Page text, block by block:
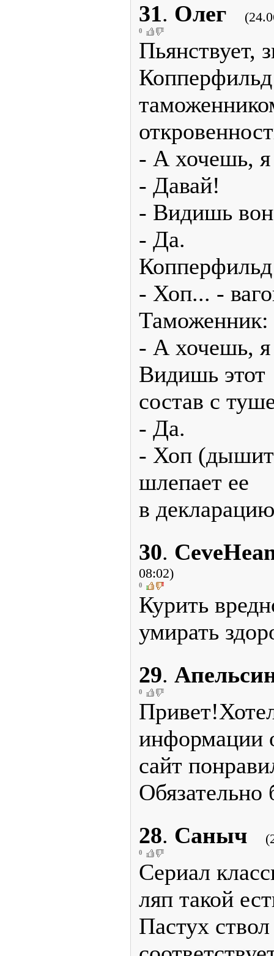
31. Олег
0
Пьянствует,
- А хочешь, я
- Давай!
- Видишь вон
- Да.
- Хоп... -
Таможенник:
- А хочешь, я
Видишь этот
состав с
- Да.
- Хоп (дышит
шлепает ее
в
30.
08:02)
0
Курить
умиpать
29.
0
информации
сайт
Обязательно
28. Саныч
0
Сериал
ляп такой
Пастух